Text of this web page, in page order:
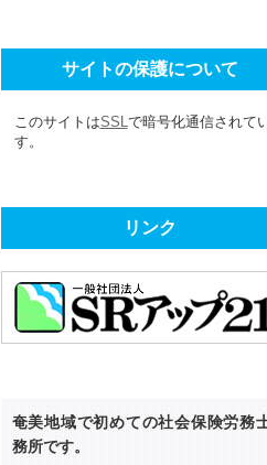
サイトの保護について
このサイトはSSLで暗号化通信されて
す。
リンク
奄美地域で初めての社会保険労務
務所です。